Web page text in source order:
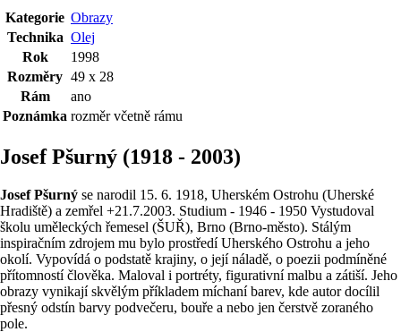
Kategorie Obrazy
Technika Olej
Rok
1998
Rozměry 49 x 28
Rám
ano
Poznámka rozměr včetně rámu
Josef Pšurný (1918 - 2003)
Josef Pšurný se narodil 15. 6. 1918, Uherském Ostrohu (Uherské
Hradiště) a zemřel +21.7.2003. Studium - 1946 - 1950 Vystudoval
školu uměleckých řemesel (ŠUŘ), Brno (Brno-město). Stálým
inspiračním zdrojem mu bylo prostředí Uherského Ostrohu a jeho
okolí. Vypovídá o podstatě krajiny, o její náladě, o poezii podmíněné
přítomností člověka. Maloval i portréty, figurativní malbu a zátiší. Jeho
obrazy vynikají skvělým příkladem míchaní barev, kde autor docílil
přesný odstín barvy podvečeru, bouře a nebo jen čerstvě zoraného
pole.